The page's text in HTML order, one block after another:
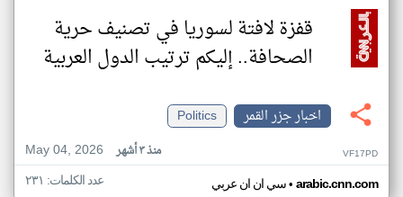
قفزة لافتة لسوريا في تصنيف حرية
الصحافة.. إليكم ترتيب الدول العربية
اخبار جزر القمر
Politics
May 04, 2026
منذ ٣ أشهر VF17PD
سي ان ان عربي• arabic.cnn.com عدد الكلمات: ٢٣١